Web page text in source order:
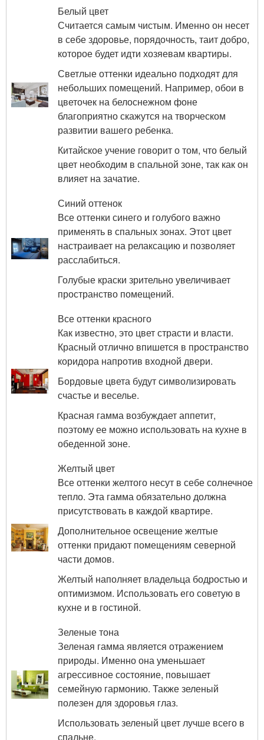
Белый цвет
Считается самым чистым. Именно он несет
в себе здоровье, порядочность, таит добро,
которое будет идти хозяевам квартиры.
Светлые оттенки идеально подходят для
небольших помещений. Например, обои в
цветочек на белоснежном фоне
благоприятно скажутся на творческом
развитии вашего ребенка.
Китайское учение говорит о том, что белый
цвет необходим в спальной зоне, так как он
влияет на зачатие.
Синий оттенок
Все оттенки синего и голубого важно
применять в спальных зонах. Этот цвет
настраивает на релаксацию и позволяет
расслабиться.
Голубые краски зрительно увеличивает
пространство помещений.
Все оттенки красного
Как известно, это цвет страсти и власти.
Красный отлично впишется в пространство
коридора напротив входной двери.
Бордовые цвета будут символизировать
счастье и веселье.
Красная гамма возбуждает аппетит,
поэтому ее можно использовать на кухне в
обеденной зоне.
Желтый цвет
Все оттенки желтого несут в себе солнечное
тепло. Эта гамма обязательно должна
присутствовать в каждой квартире.
Дополнительное освещение желтые
оттенки придают помещениям северной
части домов.
Желтый наполняет владельца бодростью и
оптимизмом. Использовать его советую в
кухне и в гостиной.
Зеленые тона
Зеленая гамма является отражением
природы. Именно она уменьшает
агрессивное состояние, повышает
семейную гармонию. Также зеленый
полезен для здоровья глаз.
Использовать зеленый цвет лучше всего в
спальне.